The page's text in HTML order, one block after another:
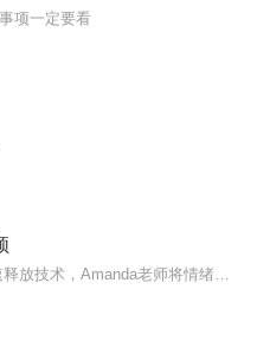
项一定要看